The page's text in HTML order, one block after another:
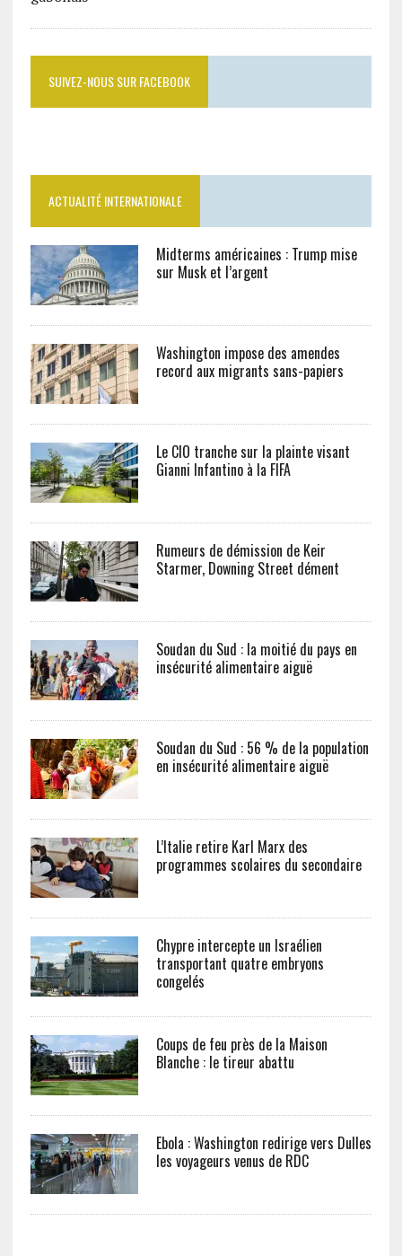
SUIVEZ-NOUS SUR FACEBOOK
ACTUALITÉ INTERNATIONALE
Midterms américaines : Trump mise
sur Musk et l’argent
Washington impose des amendes
record aux migrants sans-papiers
Le CIO tranche sur la plainte visant
Gianni Infantino à la FIFA
Rumeurs de démission de Keir
Starmer, Downing Street dément
Soudan du Sud : la moitié du pays en
insécurité alimentaire aiguë
Soudan du Sud : 56 % de la population
en insécurité alimentaire aiguë
L’Italie retire Karl Marx des
programmes scolaires du secondaire
Chypre intercepte un Israélien
transportant quatre embryons
congelés
Coups de feu près de la Maison
Blanche : le tireur abattu
Ebola : Washington redirige vers Dulles
les voyageurs venus de RDC